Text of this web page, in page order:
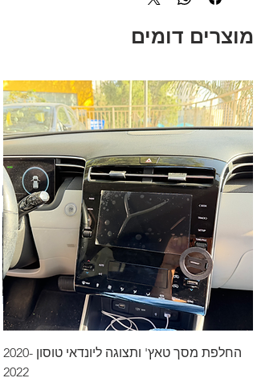
מוצרים דומים
החלפת מסך טאץ' ותצוגה ליונדאי טוסון 2020-
2022